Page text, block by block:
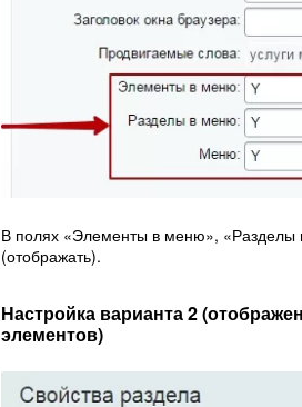
В полях «Элементы в меню», «Разделы
(отображать).
Настройка варианта 2
элементов)